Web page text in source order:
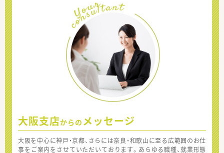
大阪支店からの メッセージ
大阪を中心に神戸・京都、さらには奈良・和歌山に至る広範囲のお仕
事をご案内をさせていただいております。あらゆる職種、就業形態